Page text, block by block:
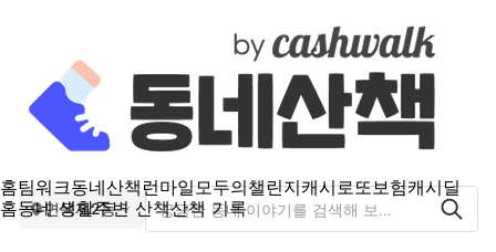
홈팀워크동네산책 런마일모두의챌린지캐시로또보험캐시딜
홈동네 생활주변 산책산책 기록
면목제2동